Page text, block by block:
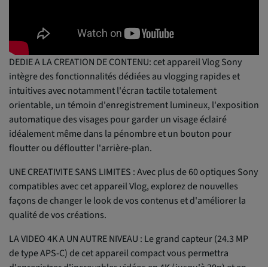
DEDIE A LA CREATION DE CONTENU: cet appareil Vlog Sony
intègre des fonctionnalités dédiées au vlogging rapides et
intuitives avec notamment l'écran tactile totalement
orientable, un témoin d'enregistrement lumineux, l'exposition
automatique des visages pour garder un visage éclairé
idéalement même dans la pénombre et un bouton pour
floutter ou défloutter l'arrière-plan.
UNE CREATIVITE SANS LIMITES : Avec plus de 60 optiques Sony
compatibles avec cet appareil Vlog, explorez de nouvelles
façons de changer le look de vos contenus et d'améliorer la
qualité de vos créations.
LA VIDEO 4K A UN AUTRE NIVEAU : Le grand capteur (24.3 MP
de type APS-C) de cet appareil compact vous permettra